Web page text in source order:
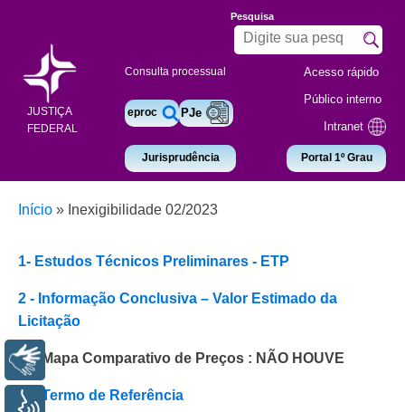
JUSTIÇA
FEDERAL
Consulta processual
eproc PJe
Jurisprudência
Pesquisa
Acesso rápido
Público interno
Intranet
Portal 1º Grau
Início » Inexigibilidade 02/2023
1- Estudos Técnicos Preliminares - ETP
2 - Informação Conclusiva – Valor Estimado da
Licitação
3 - Mapa Comparativo de Preços : NÃO HOUVE
4 - Termo de Referência
Libras
Voz